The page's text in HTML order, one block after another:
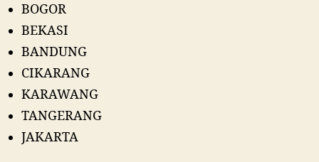
BOGOR
BEKASI
BANDUNG
CIKARANG
KARAWANG
TANGERANG
JAKARTA